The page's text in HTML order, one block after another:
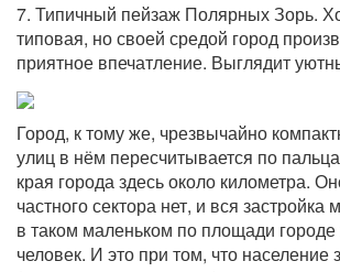
7. Типичный пейзаж Полярных Зорь.
типовая, но своей средой город
приятное впечатление. Выглядит
Город, к тому же, чрезвычайно
улиц в нём пересчитывается по
края города здесь около километра.
частного сектора нет, и вся застройка
в таком маленьком по площади
человек. И это при том, что население